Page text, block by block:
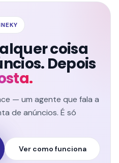
coisa
Depois
— um agente que fala a
de anúncios. É só
Ver como funciona